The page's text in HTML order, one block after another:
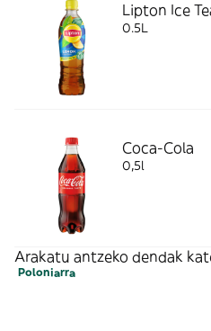
Lipton Ice
0.5L
Coca-Cola
0,5l
Arakatu antzeko dendak
Poloniarra